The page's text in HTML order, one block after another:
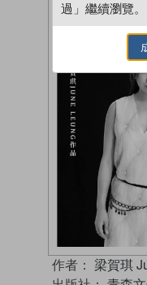
作者： 梁賀琪
過」繼續瀏覽。